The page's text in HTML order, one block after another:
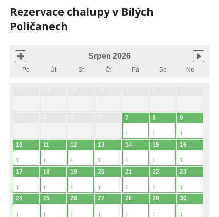
Rezervace chalupy v Bílých
Poličanech
Srpen 2026
Po Út St Čt Pá So Ne
7
1
8
1
9
1
10
1
11
1
12
1
13
1
14
1
15
1
16
1
17
1
18
1
19
1
20
1
21
1
22
1
23
1
24
1
25
1
26
1
27
1
28
1
29
1
30
1